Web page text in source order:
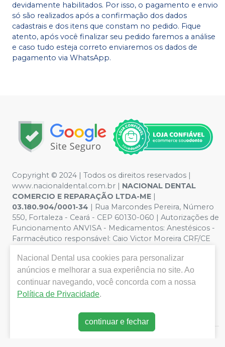
devidamente habilitados. Por isso, o pagamento e envio
só são realizados após a confirmação dos dados
cadastrais e dos itens que constam no pedido. Fique
atento, após você finalizar seu pedido faremos a análise
e caso tudo esteja correto enviaremos os dados de
pagamento via WhatsApp.
Copyright © 2024 | Todos os direitos reservados |
www.nacionaldental.com.br | NACIONAL DENTAL
COMERCIO E REPARAÇÃO LTDA-ME |
03.180.904/0001-34 | Rua Marcondes Pereira, Número
550, Fortaleza - Ceará - CEP 60130-060 | Autorizações de
Funcionamento ANVISA - Medicamentos: Anestésicos -
Farmacêutico responsável: Caio Victor Moreira CRF/CE
meramente ilustrativas - Os preços e condições da loja
virtual estão sujeitos a alterações. Em caso de
divergência de preços no site, o valor válido é o do
Carrinho de Compra. Não vendemos por atacado, por
de grandes volumes pelo site.
Nacional Dental usa cookies para personalizar
anúncios e melhorar a sua experiência no site. Ao
continuar navegando, você concorda com a nossa
Política de Privacidade.
continuar e fechar